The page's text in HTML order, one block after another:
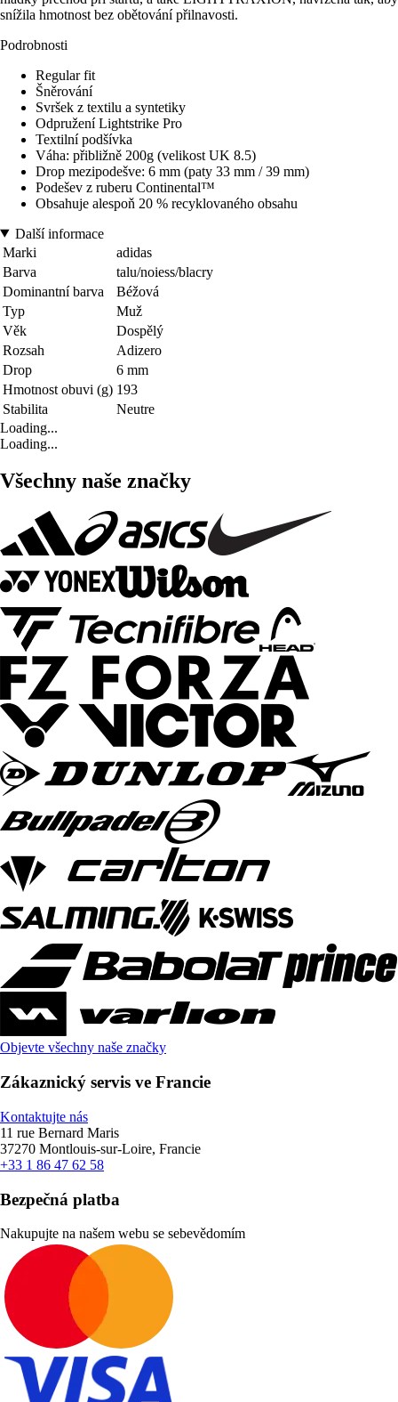
snížila hmotnost bez obětování přilnavosti.
Podrobnosti
Regular fit
Šněrování
Svršek z textilu a syntetiky
Odpružení Lightstrike Pro
Textilní podšívka
Váha: přibližně 200g (velikost UK 8.5)
Drop mezipodešve: 6 mm (paty 33 mm / 39 mm)
Podešev z ruberu Continental™
Obsahuje alespoň 20 % recyklovaného obsahu
Další informace
Marki
adidas
Barva
talu/noiess/blacry
Dominantní barva
Béžová
Typ
Muž
Věk
Dospělý
Rozsah
Adizero
Drop
6 mm
Hmotnost obuvi (g) 193
Stabilita
Neutre
Loading...
Loading...
Všechny naše značky
Objevte všechny naše značky
Zákaznický servis ve Francie
Kontaktujte nás
11 rue Bernard Maris
37270 Montlouis-sur-Loire, Francie
+33 1 86 47 62 58
Bezpečná platba
Nakupujte na našem webu se sebevědomím